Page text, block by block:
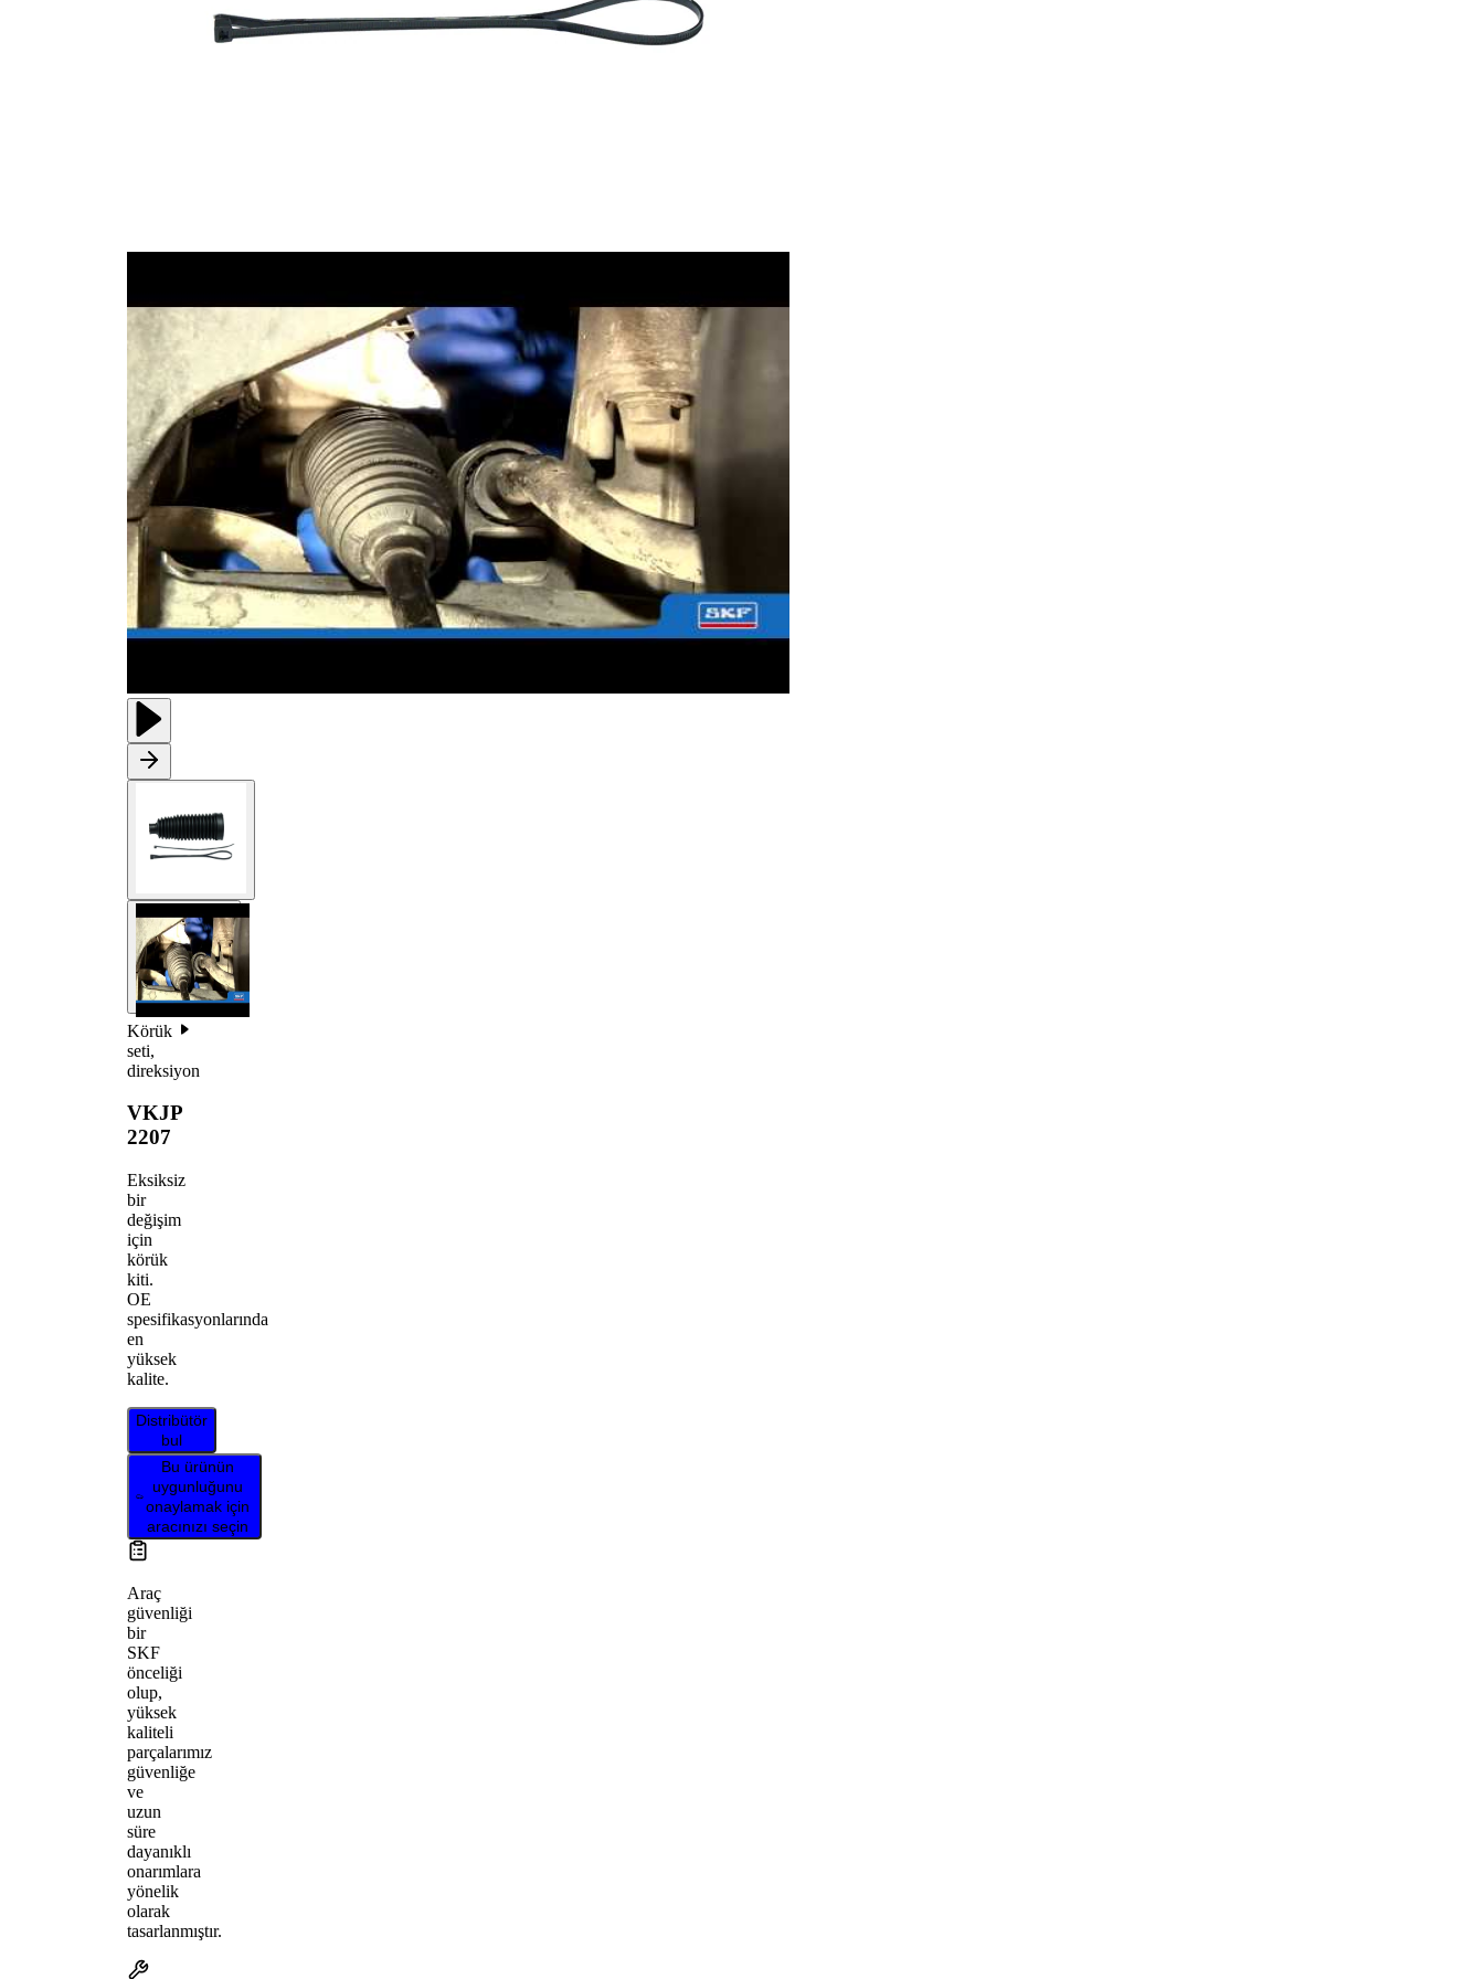
Körük
seti,
direksiyon
VKJP
2207
Eksiksiz
bir
değişim
için
körük
kiti.
OE
spesifikasyonlarında
en
yüksek
kalite.
Distribütör
bul
Bu ürünün
uygunluğunu
onaylamak için
aracınızı seçin
Araç
güvenliği
bir
SKF
önceliği
olup,
yüksek
kaliteli
parçalarımız
güvenliğe
ve
uzun
süre
dayanıklı
onarımlara
yönelik
olarak
tasarlanmıştır.